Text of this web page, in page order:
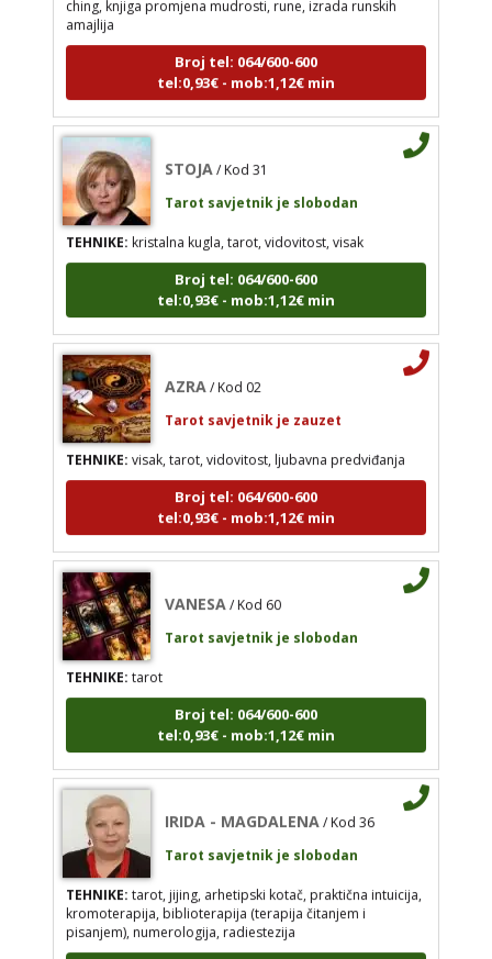
Tarot savjetnik je slobodan
TEHNIKE:kristalna kugla, tarot, vidovitost, visak
Broj tel: 064/600-600
tel:0,93€ - mob:1,12€ min
AZRA/ Kod 02
Tarot savjetnik je zauzet
visak, tarot, vidovitost, ljubavna
predviđanja
Broj tel: 064/600-600
VANESA/ Kod 60
Tarot savjetnik je slobodan
tarot
Broj tel: 064/600-600
IRIDA - MAGDALENA/ Kod 36
Tarot savjetnik je slobodan
intuicija, kromoterapija, biblioterapija (terapija
čitanjem i pisanjem), numerologija, radiestezija
tel:0,93€ - mob:1,12€ min
amajlija
Broj tel: 064/600-600
tel:0,93€ - mob:1,12€ min
TEHNIKE:kristalna kugla, tarot, vidovitost, visak
Broj tel: 064/600-600
tel:0,93€ - mob:1,12€ min
TEHNIKE:visak, tarot, vidovitost, ljubavna predviđanja
Broj tel: 064/600-600
tel:0,93€ - mob:1,12€ min
TEHNIKE:tarot
Broj tel: 064/600-600
tel:0,93€ - mob:1,12€ min
TEHNIKE:tarot, jijing, arhetipski kotač, praktična intuicija,
kromoterapija, biblioterapija (terapija čitanjem i
pisanjem), numerologija, radiestezija
Broj tel: 064/600-600